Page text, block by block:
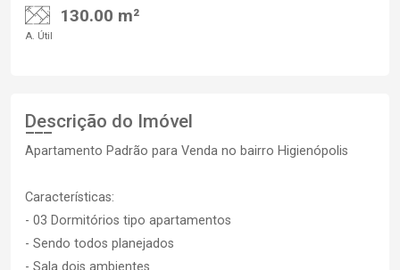
130.00 m²
A. Útil
Descrição do Imóvel
Apartamento Padrão para Venda no bairro Higienópolis
Características:
- 03 Dormitórios tipo apartamentos
- Sendo todos planejados
- Sala dois ambientes